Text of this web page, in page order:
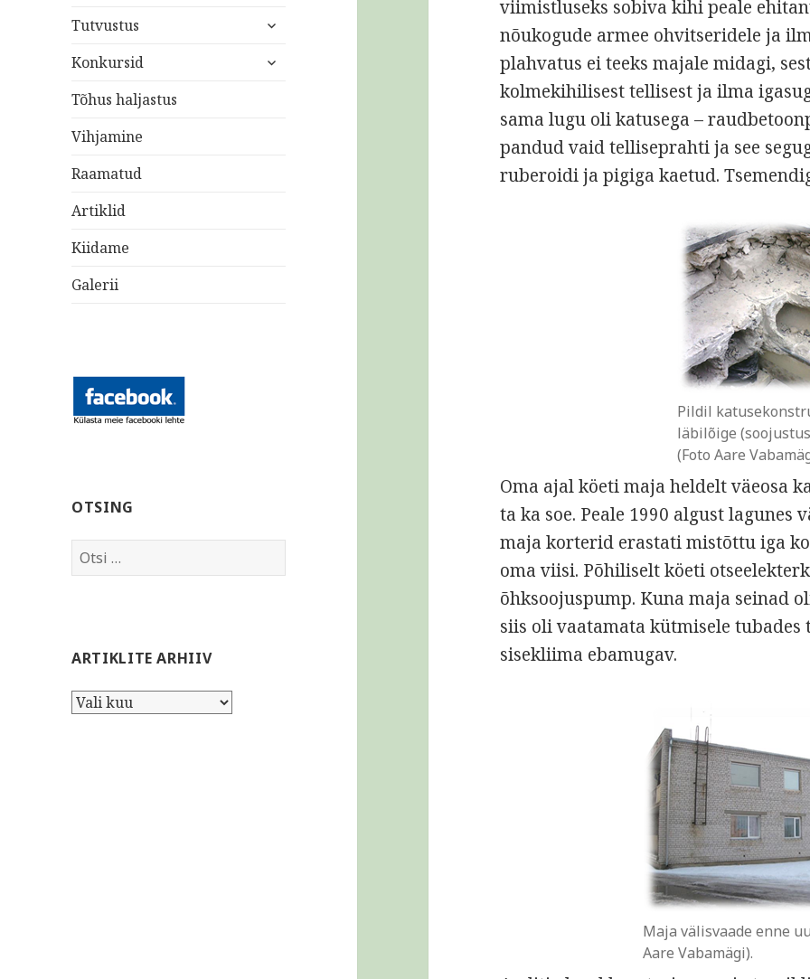
Tutvustus
laienda
menüü
Konkursid
laienda
Tõhus haljastus
Vihjamine
Raamatud
Artiklid
Kiidame
Galerii
OTSING
Otsi:
ARTIKLITE ARHIIV
Artiklite
viimistluseks sobiva kihi peale
nõukogude armee ohvitseridele ja
plahvatus ei teeks majale midagi,
kolmekihilisest tellisest ja ilma
sama lugu oli katusega –
pandud vaid telliseprahti ja see
ruberoidi ja pigiga kaetud.
Pildil
läbilõige
(Foto Aare
Oma ajal köeti maja heldelt väeosa
ta ka soe. Peale 1990 algust lagunes
maja korterid erastati mistõttu iga
oma viisi. Põhiliselt köeti
õhksoojuspump. Kuna maja seinad
siis oli vaatamata kütmisele
sisekliima ebamugav.
Maja välisvaade enne
Aare Vabamägi).